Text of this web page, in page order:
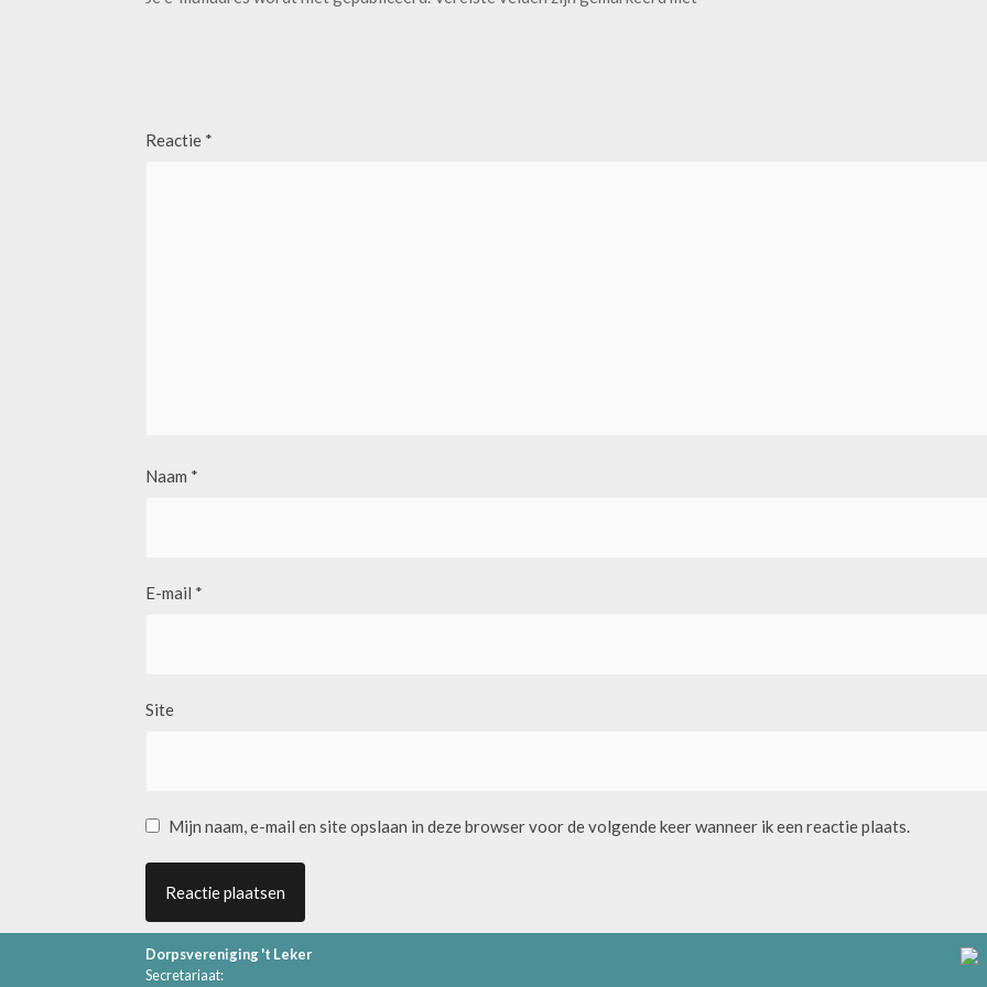
Reactie *
Naam *
E-mail *
Site
Mijn naam, e-mail en site opslaan in deze browser voor de volgende keer wanneer ik een reactie plaats.
Dorpsvereniging 't Leker
Secretariaat: